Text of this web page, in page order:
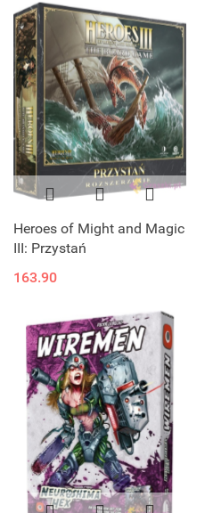
Heroes of Might and Magic
III: Przystań
163.90